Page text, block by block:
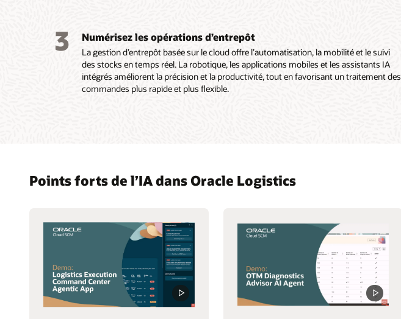
3 Numérisez les opérations d’entrepôt
La gestion d’entrepôt basée sur le cloud offre l’automatisation, la mobilité et le suivi
des stocks en temps réel. La robotique, les applications mobiles et les assistants IA
intégrés améliorent la précision et la productivité, tout en favorisant un traitement des
commandes plus rapide et plus flexible.
Points forts de l’IA dans Oracle Logistics